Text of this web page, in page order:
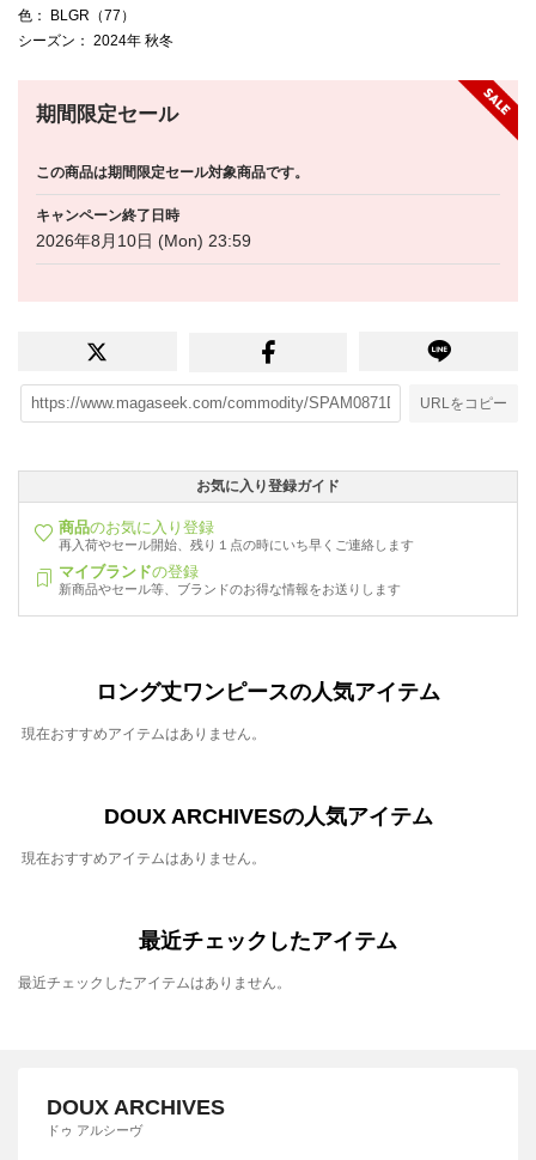
色 ： BLGR（77）
シーズン ： 2024年 秋冬
期間限定セール
この商品は期間限定セール対象商品です。
キャンペーン終了日時
2026年8月10日 (Mon) 23:59
URLをコピー
お気に入り登録ガイド
商品のお気に入り登録
再入荷やセール開始、残り１点の時にいち早くご連絡します
マイブランドの登録
新商品やセール等、ブランドのお得な情報をお送りします
ロング丈ワンピースの人気アイテム
現在おすすめアイテムはありません。
DOUX ARCHIVESの人気アイテム
現在おすすめアイテムはありません。
最近チェックしたアイテム
最近チェックしたアイテムはありません。
DOUX ARCHIVES
ドゥ アルシーヴ